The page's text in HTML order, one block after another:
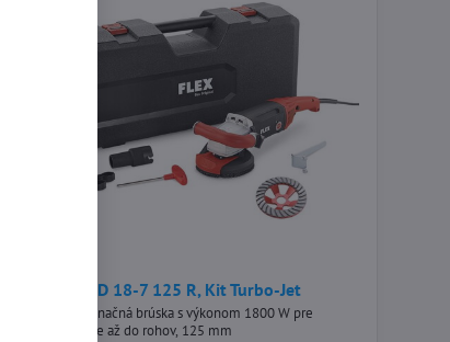
Flex LD 18-7 125 R, Kit Turbo-Jet
Silná sanačná brúska s výkonom 1800 W pre
brúsenie až do rohov, 125 mm